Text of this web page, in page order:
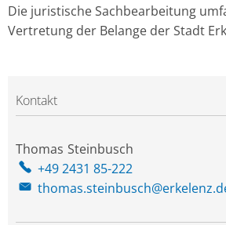
Die juristische Sachbearbeitung
Vertretung der Belange der Stadt
Kontakt
Thomas Steinbusch
+49 2431 85-222